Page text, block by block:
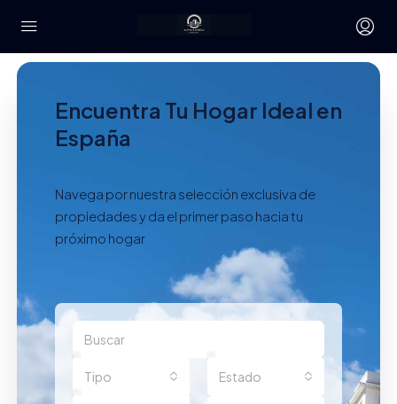
Encuentra Tu Hogar Ideal en
España
Navega por nuestra selección exclusiva de
propiedades y da el primer paso hacia tu
próximo hogar
Tipo Estado